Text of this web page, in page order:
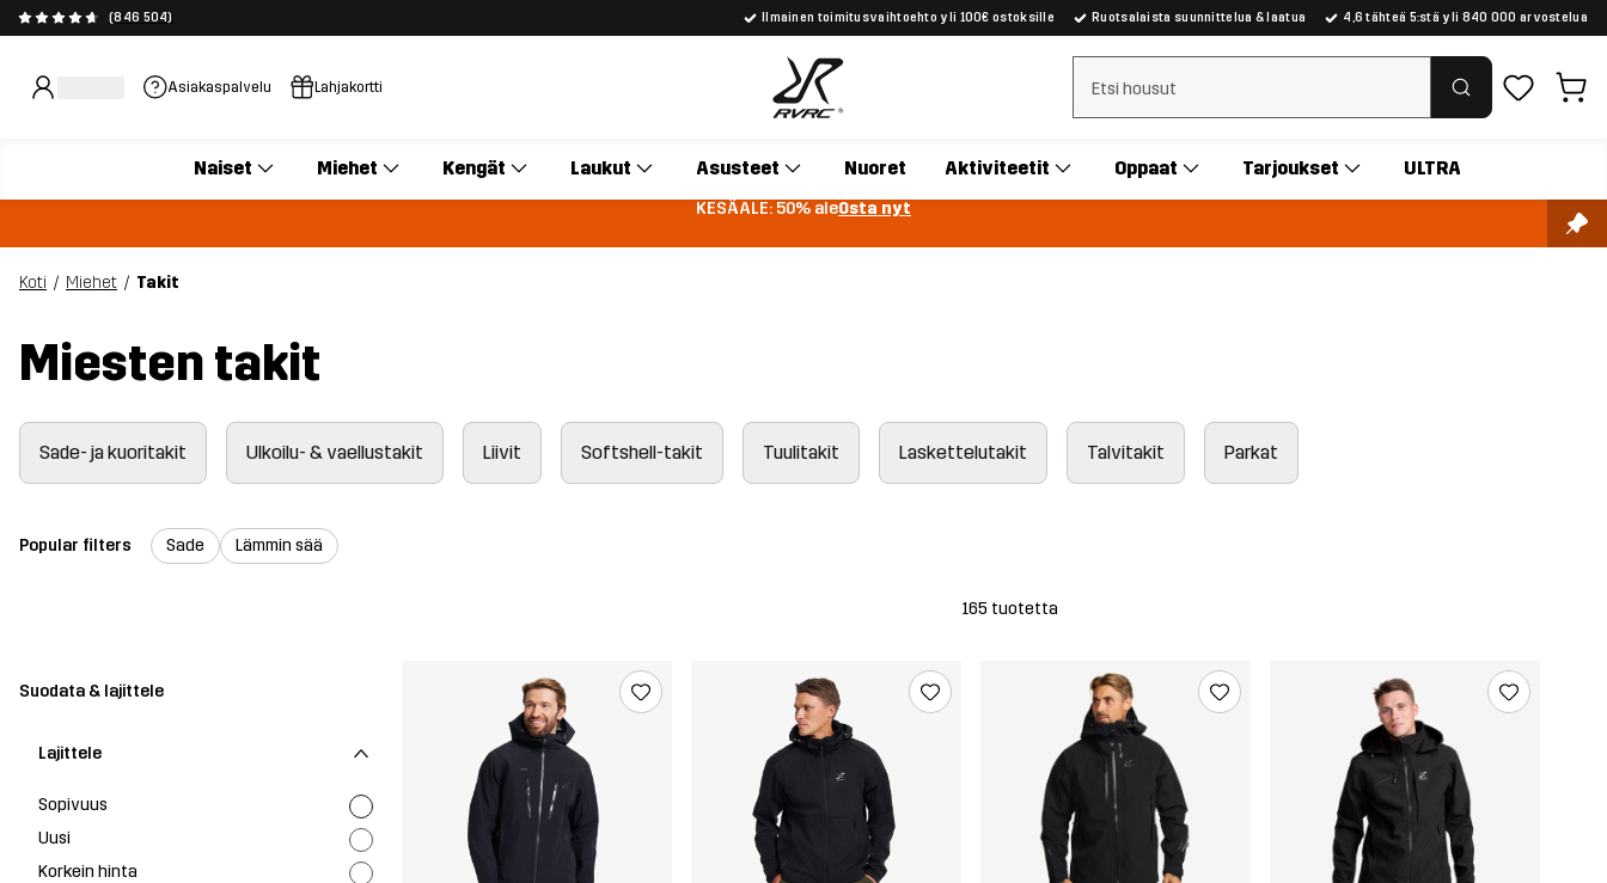
(846 504) Ilmainen toimitusvaihtoehto yli 100€ ostoksille Ruotsalaista suunnittelua & laatua 4,6 tähteä 5:stä yli 840 000 arvostelua
Asiakaspalvelu Lahjakortti Tyhjennä haku
Naiset Miehet Kengät Laukut Asusteet Nuoret Aktiviteetit Oppaat Tarjoukset ULTRA
KESÄALE: 50% aleOsta nyt
Koti Miehet Takit
Miesten takit
Sade- ja kuoritakit Ulkoilu- & vaellustakit Liivit Softshell-takit Tuulitakit Laskettelutakit Talvitakit Parkat
Popular filters Sade Lämmin sää
165 tuotetta
Suodata & lajittele
Lajittele
Sopivuus
Uusi
Korkein hinta